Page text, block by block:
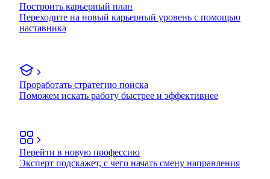
Построить карьерный план
Переходите на новый карьерный уровень с помощью
наставника
Проработать стратегию поиска
Поможем искать работу быстрее и эффективнее
Перейти в новую профессию
Эксперт подскажет, с чего начать смену направления